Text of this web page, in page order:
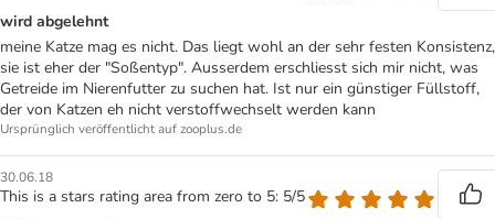
wird abgelehnt
meine Katze mag es nicht. Das liegt wohl an der sehr festen Konsistenz,
sie ist eher der "Soßentyp". Ausserdem erschliesst sich mir nicht, was
Getreide im Nierenfutter zu suchen hat. Ist nur ein günstiger Füllstoff,
der von Katzen eh nicht verstoffwechselt werden kann
Ursprünglich veröffentlicht auf zooplus.de
30.06.18
This is a stars rating area from zero to 5: 5/5